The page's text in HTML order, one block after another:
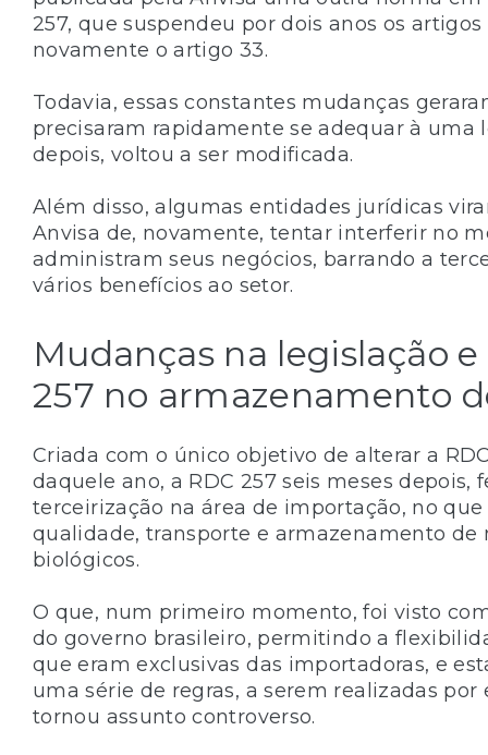
257, que suspendeu por dois anos os
novamente o artigo 33.
Todavia, essas constantes mudanças
precisaram rapidamente se adequar à uma
depois, voltou a ser modificada.
Além disso, algumas entidades jurídicas
Anvisa de, novamente, tentar interferir no
administram seus negócios, barrando a
vários benefícios ao setor.
Mudanças na legislação
257 no armazenamento
Criada com o único objetivo de alterar a
daquele ano, a RDC 257 seis meses depois,
terceirização na área de importação, no
qualidade, transporte e armazenamento
biológicos.
O que, num primeiro momento, foi visto
do governo brasileiro, permitindo a
que eram exclusivas das importadoras, e
uma série de regras, a serem realizadas
tornou assunto controverso.